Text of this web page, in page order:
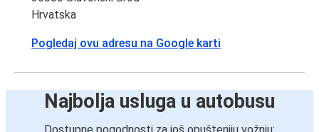
Hrvatska
Pogledaj ovu adresu na Google karti
Najbolja usluga u autobusu